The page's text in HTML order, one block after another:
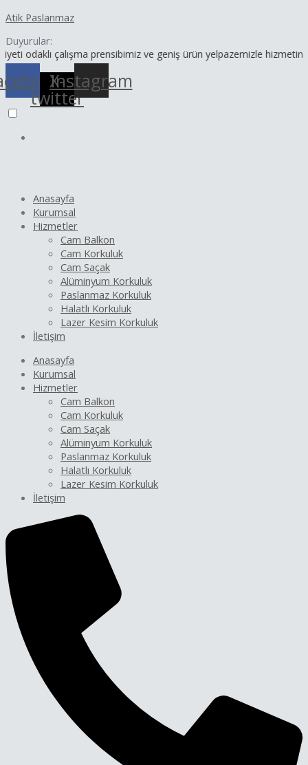
atla
Atik Paslanmaz
Duyurular:
çalışma prensibimiz ve geniş ürün yelpazemizle hizmetinizdeyiz.
X-
twitter
Instagram
Anasayfa
Kurumsal
Hizmetler
Cam Balkon
Cam Korkuluk
Cam Saçak
Alüminyum Korkuluk
Paslanmaz Korkuluk
Halatlı Korkuluk
Lazer Kesim Korkuluk
İletişim
Anasayfa
Kurumsal
Hizmetler
Cam Balkon
Cam Korkuluk
Cam Saçak
Alüminyum Korkuluk
Paslanmaz Korkuluk
Halatlı Korkuluk
Lazer Kesim Korkuluk
İletişim
dolaşımı